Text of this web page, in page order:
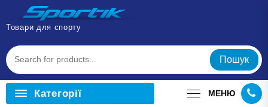
Перейти
вмісту
Товари для спорту
Пошук
Категорії МЕНЮ